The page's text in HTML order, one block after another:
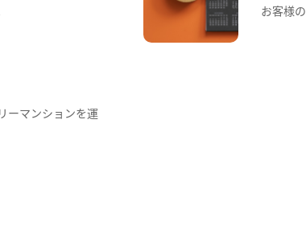
お客様
ーマンションを運